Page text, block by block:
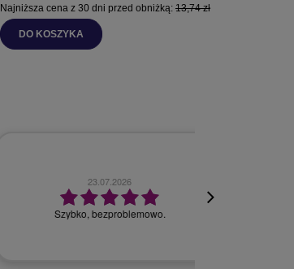
Najniższa cena z 30 dni przed obniżką: 13,74 zł
DO KOSZYKA
23.07.2026
Szybko, bezproblemowo.